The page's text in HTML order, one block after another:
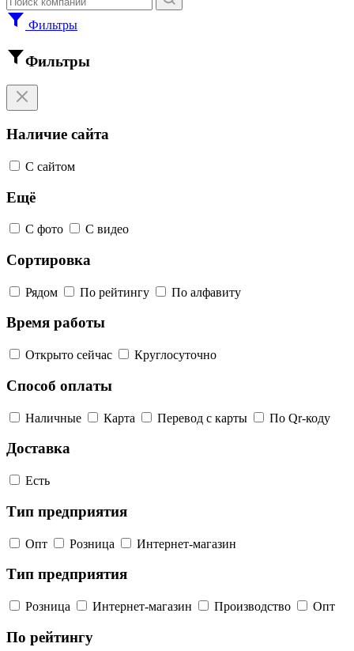
Фильтры
Фильтры
Наличие сайта
С сайтом
Ещё
С фото С видео
Сортировка
Рядом По рейтингу По алфавиту
Время работы
Открыто сейчас Круглосуточно
Способ оплаты
Наличные Карта Перевод с карты По Qr-коду
Доставка
Есть
Тип предприятия
Опт Розница Интернет-магазин
Тип предприятия
Розница Интернет-магазин Производство Опт
По рейтингу